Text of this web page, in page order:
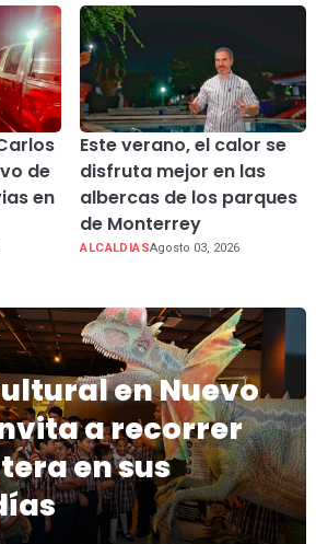
de
en
Este verano, el calor se
disfruta mejor en las
albercas de los parques
de Monterrey
ALCALDIASAgosto 03, 2026
en Nuevo
a recorrer
en sus